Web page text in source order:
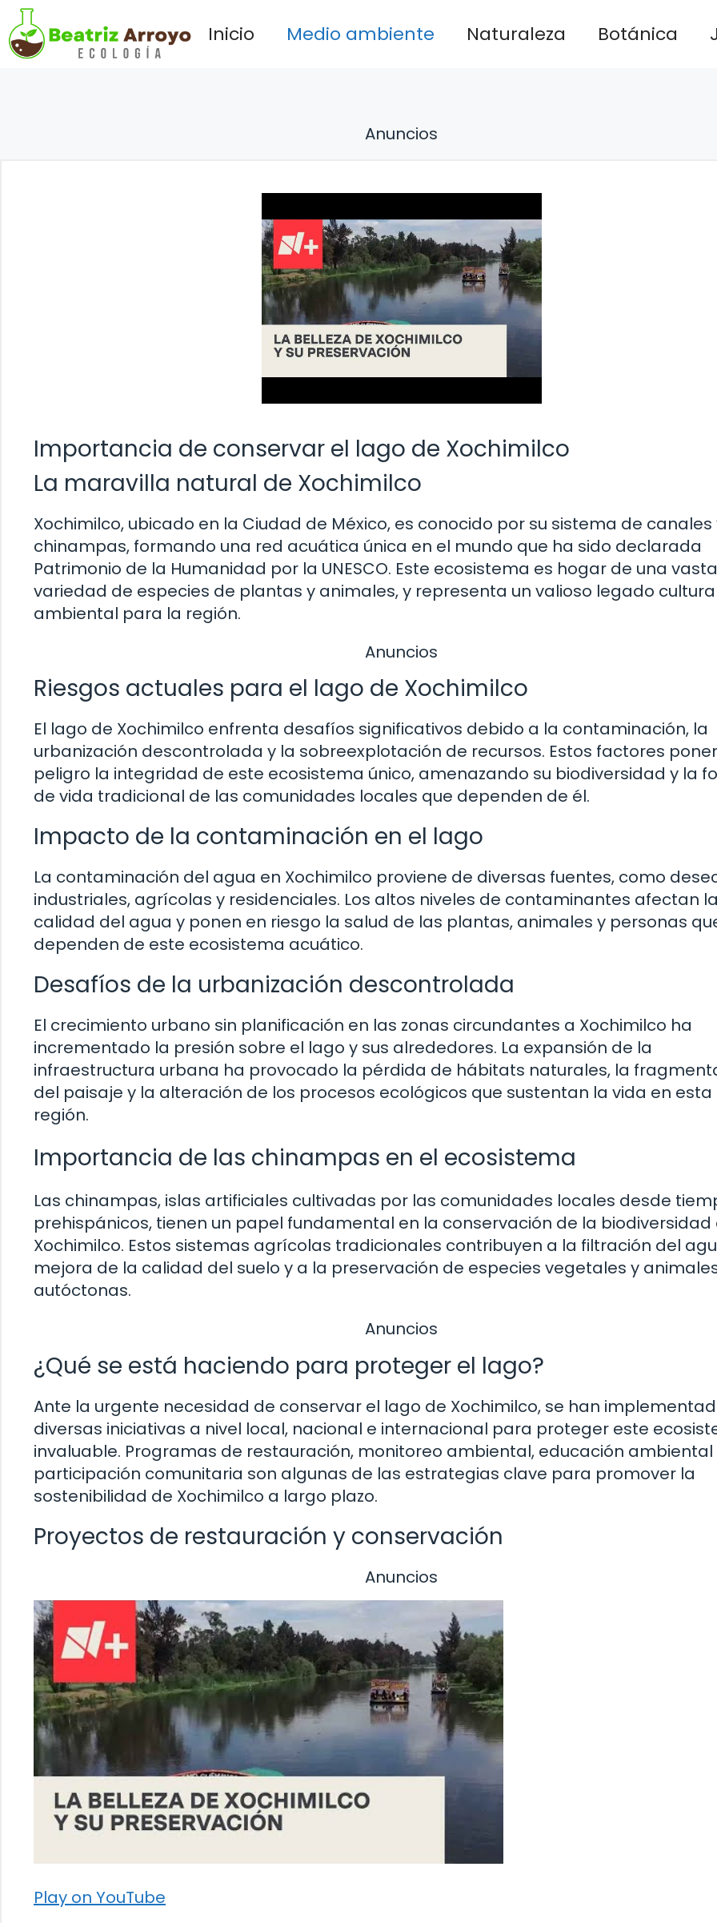
Saltar
al
contenido
Inicio Medio ambiente Naturaleza Botánica
Anuncios
Importancia de conservar el lago de Xochimilco
La maravilla natural de Xochimilco
Xochimilco, ubicado en la Ciudad de México, es conocido por su sistema de canales
chinampas, formando una red acuática única en el mundo que ha sido declarada
Patrimonio de la Humanidad por la UNESCO. Este ecosistema es hogar de una vasta
variedad de especies de plantas y animales, y representa un valioso legado
ambiental para la región.
Anuncios
Riesgos actuales para el lago de Xochimilco
El lago de Xochimilco enfrenta desafíos significativos debido a la contaminación, la
urbanización descontrolada y la sobreexplotación de recursos. Estos factores
peligro la integridad de este ecosistema único, amenazando su biodiversidad y la
de vida tradicional de las comunidades locales que dependen de él.
Impacto de la contaminación en el lago
La contaminación del agua en Xochimilco proviene de diversas fuentes, como
industriales, agrícolas y residenciales. Los altos niveles de contaminantes afectan
calidad del agua y ponen en riesgo la salud de las plantas, animales y personas
dependen de este ecosistema acuático.
Desafíos de la urbanización descontrolada
El crecimiento urbano sin planificación en las zonas circundantes a Xochimilco ha
incrementado la presión sobre el lago y sus alrededores. La expansión de la
infraestructura urbana ha provocado la pérdida de hábitats naturales, la
del paisaje y la alteración de los procesos ecológicos que sustentan la vida en esta
región.
Importancia de las chinampas en el ecosistema
Las chinampas, islas artificiales cultivadas por las comunidades locales desde
prehispánicos, tienen un papel fundamental en la conservación de la biodiversidad
Xochimilco. Estos sistemas agrícolas tradicionales contribuyen a la filtración del
mejora de la calidad del suelo y a la preservación de especies vegetales y
autóctonas.
Anuncios
¿Qué se está haciendo para proteger el lago?
Ante la urgente necesidad de conservar el lago de Xochimilco, se han
diversas iniciativas a nivel local, nacional e internacional para proteger este
invaluable. Programas de restauración, monitoreo ambiental, educación ambiental
participación comunitaria son algunas de las estrategias clave para promover la
sostenibilidad de Xochimilco a largo plazo.
Proyectos de restauración y conservación
Anuncios
Play on YouTube